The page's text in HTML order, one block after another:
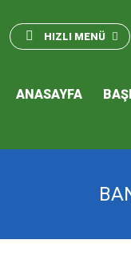
HIZLI MENÜ
ANASAYFA